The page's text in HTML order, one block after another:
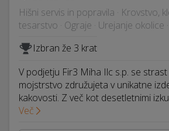
Hišni servis in popravila · Krovstvo,
tesarstvo · Ograje · Urejanje okolice
Izbran že 3 krat
V podjetju Fir3 Miha Ilc s.p. se
mojstrstvo združujeta v unikatne
kakovosti. Z več kot desetletnimi
Več